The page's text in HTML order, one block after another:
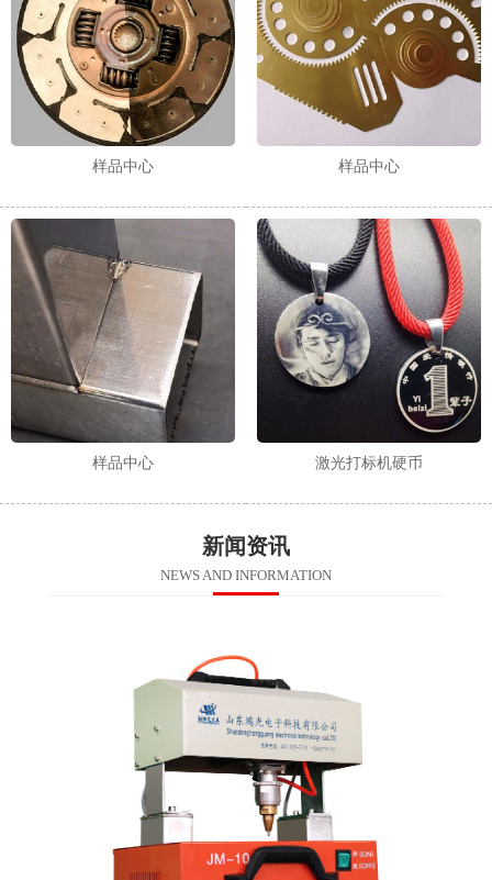
样品中心 样品中心
样品中心 激光打标机硬币
新闻资讯
NEWS AND INFORMATION